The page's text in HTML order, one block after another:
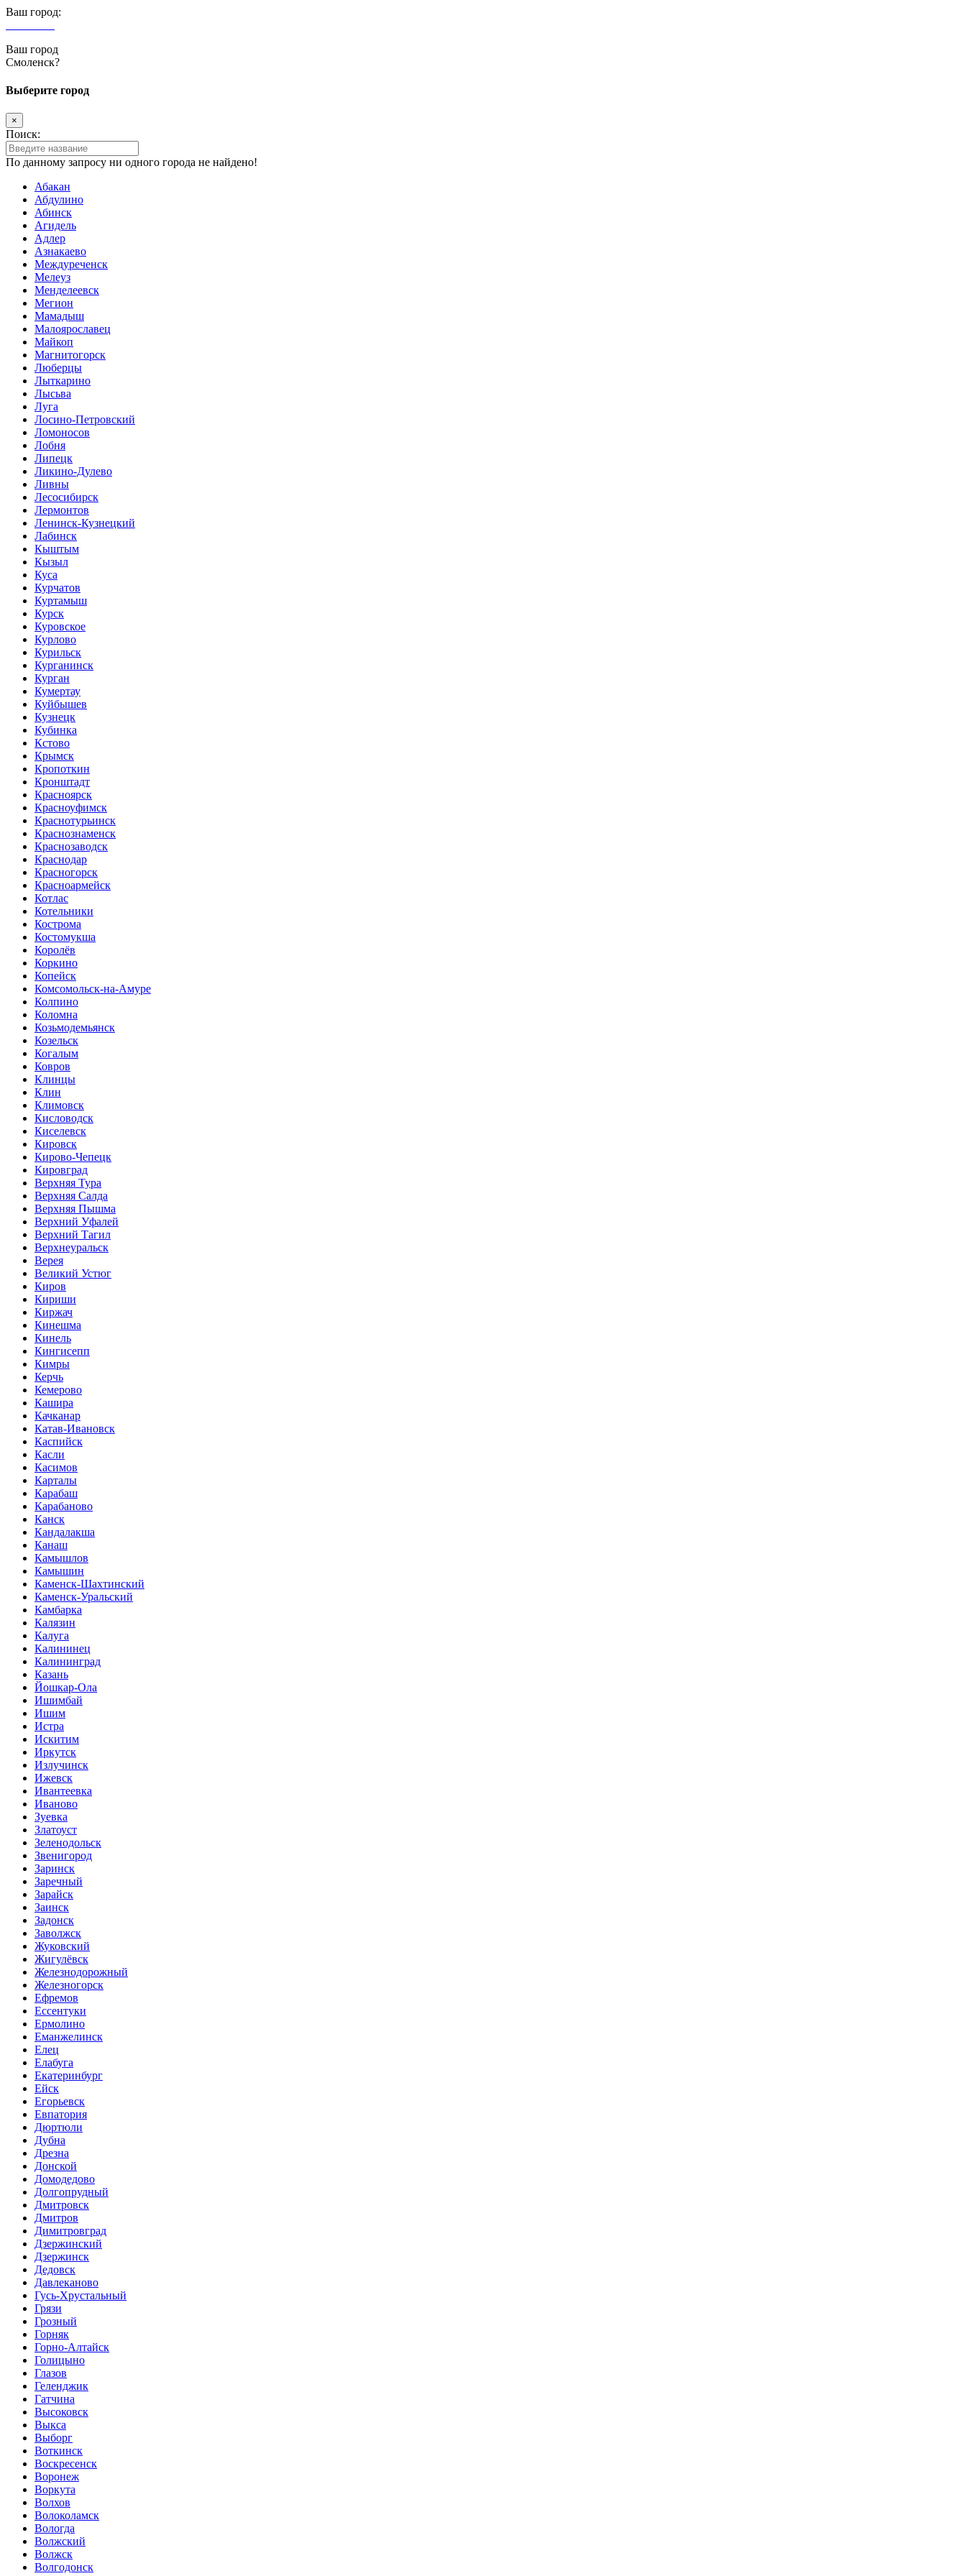
Ваш город:
Ваш город
Смоленск?
Выберите город
×
Поиск:
По данному запросу ни одного города не найдено!
Абакан
Абдулино
Абинск
Агидель
Адлер
Азнакаево
Междуреченск
Мелеуз
Менделеевск
Мегион
Мамадыш
Малоярославец
Майкоп
Магнитогорск
Люберцы
Лыткарино
Лысьва
Луга
Лосино-Петровский
Ломоносов
Лобня
Липецк
Ликино-Дулево
Ливны
Лесосибирск
Лермонтов
Ленинск-Кузнецкий
Лабинск
Кыштым
Кызыл
Куса
Курчатов
Куртамыш
Курск
Куровское
Курлово
Курильск
Курганинск
Курган
Кумертау
Куйбышев
Кузнецк
Кубинка
Кстово
Крымск
Кропоткин
Кронштадт
Красноярск
Красноуфимск
Краснотурьинск
Краснознаменск
Краснозаводск
Краснодар
Красногорск
Красноармейск
Котлас
Котельники
Кострома
Костомукша
Королёв
Коркино
Копейск
Комсомольск-на-Амуре
Колпино
Коломна
Козьмодемьянск
Козельск
Когалым
Ковров
Клинцы
Клин
Климовск
Кисловодск
Киселевск
Кировск
Кирово-Чепецк
Кировград
Верхняя Тура
Верхняя Салда
Верхняя Пышма
Верхний Уфалей
Верхний Тагил
Верхнеуральск
Верея
Великий Устюг
Киров
Кириши
Киржач
Кинешма
Кинель
Кингисепп
Кимры
Керчь
Кемерово
Кашира
Качканар
Катав-Ивановск
Каспийск
Касли
Касимов
Карталы
Карабаш
Карабаново
Канск
Кандалакша
Канаш
Камышлов
Камышин
Каменск-Шахтинский
Каменск-Уральский
Камбарка
Калязин
Калуга
Калининец
Калининград
Казань
Йошкар-Ола
Ишимбай
Ишим
Истра
Искитим
Иркутск
Излучинск
Ижевск
Ивантеевка
Иваново
Зуевка
Златоуст
Зеленодольск
Звенигород
Заринск
Заречный
Зарайск
Заинск
Задонск
Заволжск
Жуковский
Жигулёвск
Железнодорожный
Железногорск
Ефремов
Ессентуки
Ермолино
Еманжелинск
Елец
Елабуга
Екатеринбург
Ейск
Егорьевск
Евпатория
Дюртюли
Дубна
Дрезна
Донской
Домодедово
Долгопрудный
Дмитровск
Дмитров
Димитровград
Дзержинский
Дзержинск
Дедовск
Давлеканово
Гусь-Хрустальный
Грязи
Грозный
Горняк
Горно-Алтайск
Голицыно
Глазов
Геленджик
Гатчина
Высоковск
Выкса
Выборг
Воткинск
Воскресенск
Воронеж
Воркута
Волхов
Волоколамск
Вологда
Волжский
Волжск
Волгодонск